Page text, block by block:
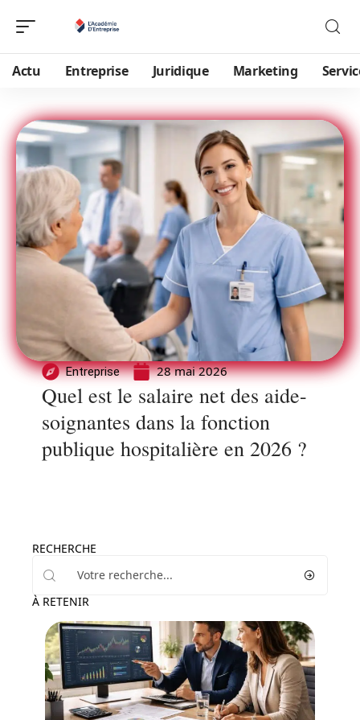
Actu Entreprise Juridique Marketing
Entreprise 28 mai 2026
Quel est le salaire net des aide-
soignantes dans la fonction
publique hospitalière en 2026 ?
RECHERCHE
À RETENIR
Entreprise